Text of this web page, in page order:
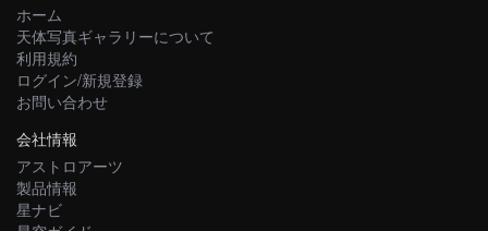
ホーム
天体写真ギャラリーについて
利用規約
ログイン/新規登録
お問い合わせ
会社情報
アストロアーツ
製品情報
星ナビ